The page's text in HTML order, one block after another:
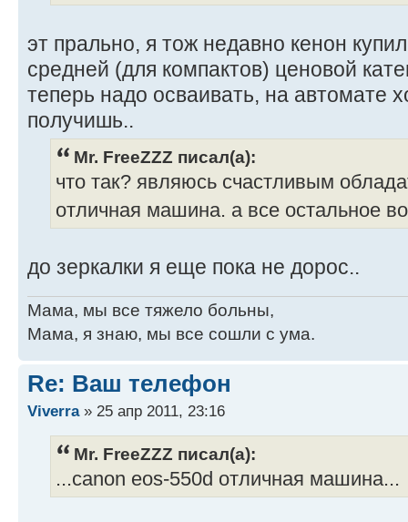
эт прально, я тож недавно кенон
средней (для компактов) ценовой
теперь надо осваивать, на автомате
получишь..
Mr. FreeZZZ писал(а):
что так? являюсь счастливым
отличная машина. а все остальное
до зеркалки я еще пока не дорос..
Мама, мы все тяжело больны,
Мама, я знаю, мы все сошли с ума.
Re: Ваш телефон
Viverra» 25 апр 2011, 23:16
Mr. FreeZZZ писал(а):
...canon eos-550d отличная машина...